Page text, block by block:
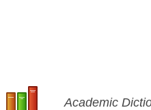
Academic